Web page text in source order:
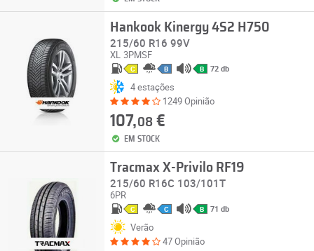
Hankook Kinergy 4S2 H750
215/60 R16 99V
XL 3PMSF
C B B 72 db
4 estações
1249 Opinião
107,08€
EM STOCK
Tracmax X-Privilo RF19
215/60 R16C 103/101T
6PR
C C B 71 db
Verão
47 Opinião